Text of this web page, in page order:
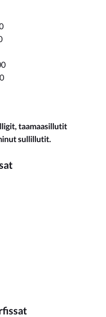
taamaasillutit
sullillutit.